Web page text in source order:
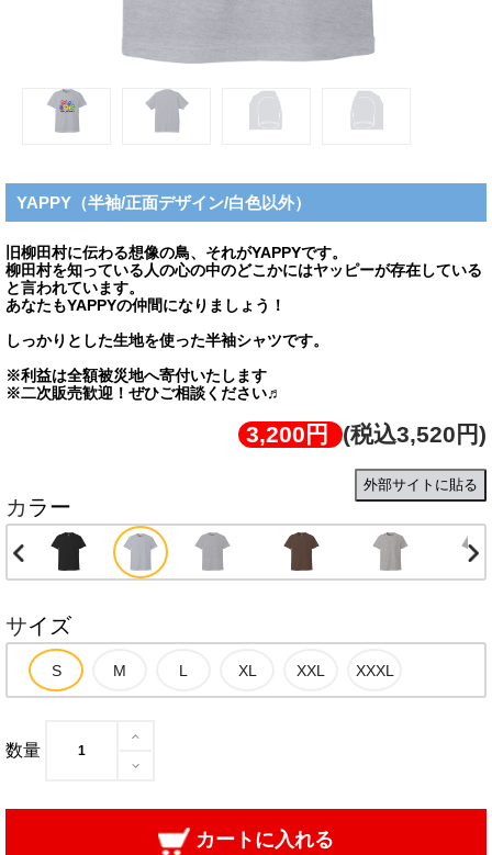
YAPPY（半袖/正面デザイン/白色以外）
旧柳田村に伝わる想像の鳥、それがYAPPYです。
柳田村を知っている人の心の中のどこかにはヤッピーが存在している
と言われています。
あなたもYAPPYの仲間になりましょう！
しっかりとした生地を使った半袖シャツです。
※利益は全額被災地へ寄付いたします
※二次販売歓迎！ぜひご相談ください♬
3,200円 (税込3,520円)
外部サイトに貼る
カラー
サイズ
数量
カートに入れる